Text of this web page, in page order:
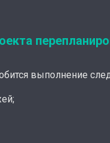
выполнение